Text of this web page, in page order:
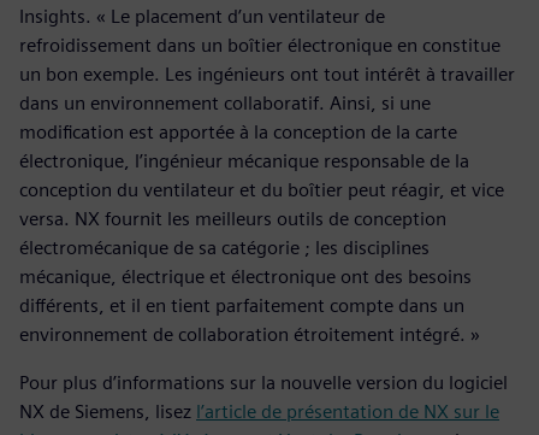
Insights. « Le placement d’un ventilateur de
refroidissement dans un boîtier électronique en constitue
un bon exemple. Les ingénieurs ont tout intérêt à travailler
dans un environnement collaboratif. Ainsi, si une
modification est apportée à la conception de la carte
électronique, l’ingénieur mécanique responsable de la
conception du ventilateur et du boîtier peut réagir, et vice
versa. NX fournit les meilleurs outils de conception
électromécanique de sa catégorie ; les disciplines
mécanique, électrique et électronique ont des besoins
différents, et il en tient parfaitement compte dans un
environnement de collaboration étroitement intégré. »
Pour plus d’informations sur la nouvelle version du logiciel
NX de Siemens, lisez l’article de présentation de NX sur le